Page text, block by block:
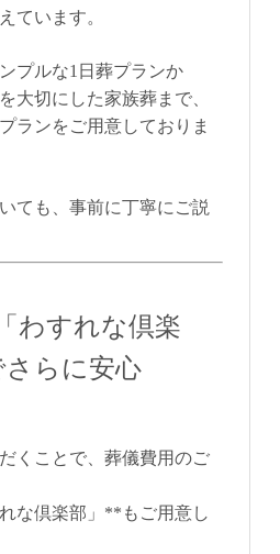
ています。
プルな1日葬プランか
大切にした家族葬まで、
ランをご用意しておりま
ても、事前に丁寧にご説
わすれな倶楽
さらに安心
くことで、葬儀費用のご
な倶楽部」**もご用意し